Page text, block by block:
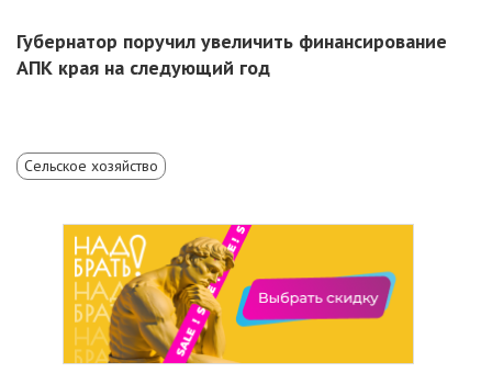
Губернатор поручил увеличить финансирование
АПК края на следующий год
Сельское хозяйство